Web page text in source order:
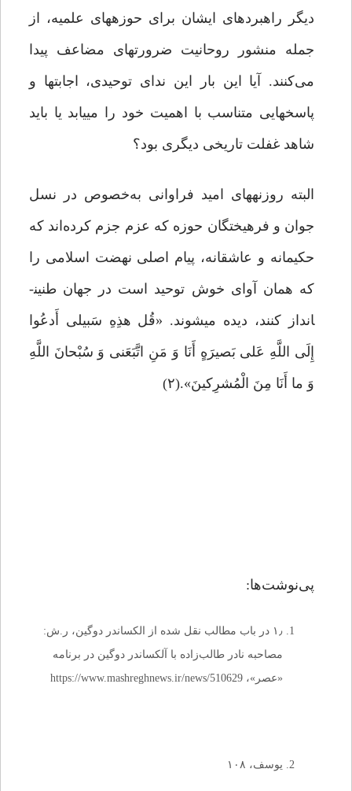
دیگر راهبردهای ایشان برای حوزه­های علمیه، از
جمله منشور روحانیت ضرورت­های مضاعف پیدا
می‌کنند. آیا این بار این ندای توحیدی، اجابت­ها و
پاسخ­هایی متناسب با اهمیت خود را می­یابد یا باید
شاهد غفلت تاریخی دیگری بود؟
البته روزنه­های امید فراوانی به‌خصوص در نسل
جوان و فرهیختگان حوزه که عزم جزم کرده‌اند که
حکیمانه و عاشقانه، پیام اصلی نهضت اسلامی را
که همان آوای خوش توحید است در جهان طنین­
انداز کنند، دیده میشوند. «قُل هذِهِ سَبیلی‏ أَدعُوا
إِلَى اللَّهِ عَلى‏ بَصیرَهٍ أَنَا وَ مَنِ‏ اتَّبَعَنی‏ وَ سُبْحانَ اللَّهِ
وَ ما أَنَا مِنَ الْمُشرِکینَ».(۲)
پی‌نوشت‌ها:
۱٫ در باب مطالب نقل شده از الکساندر دوگین، ر.ش:
مصاحبه نادر طالب‌زاده با آلکساندر دوگین در برنامه
«عصر»، https://www.mashreghnews.ir/news/510629
یوسف، ۱۰۸